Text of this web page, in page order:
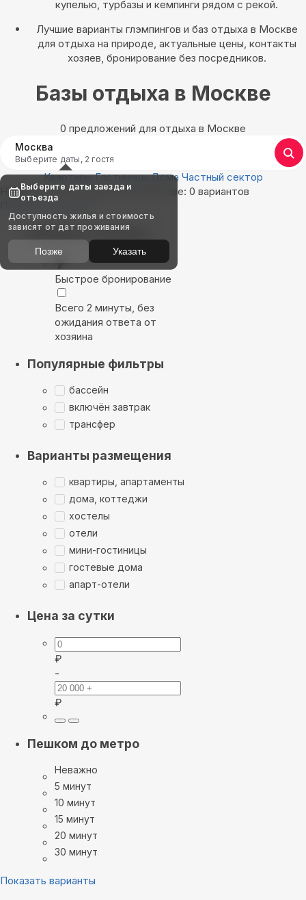
купелью, турбазы и кемпинги рядом с рекой.
Лучшие варианты глэмпингов и баз отдыха в Москве
для отдыха на природе, актуальные цены, контакты
хозяев, бронирование без посредников.
Базы отдыха в Москве
0 предложений для отдыха в Москве
Москва
Выберите даты, 2 гостя
Квартиры Гостиницы Дома Частный сектор
Найдём, где остановиться в Москве: 0 вариантов
Показать на карте
Выбирайте лучшее
Быстрое бронирование
Всего 2 минуты, без
ожидания ответа от
хозяина
Популярные фильтры
бассейн
включён завтрак
трансфер
Варианты размещения
квартиры, апартаменты
дома, коттеджи
хостелы
отели
мини-гостиницы
гостевые дома
апарт-отели
Цена за сутки
₽
-
₽
Пешком до метро
Неважно
5 минут
10 минут
15 минут
20 минут
30 минут
Показать варианты
Выберите даты заезда и
отъезда
Доступность жилья и стоимость
зависят от дат проживания
Позже Указать